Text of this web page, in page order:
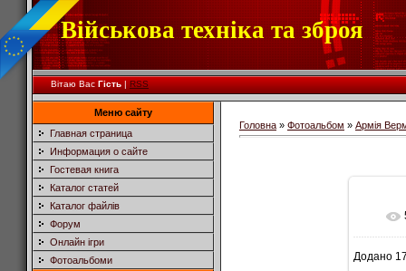
Військова техніка та зброя
Вітаю Вас Гість|RSS
Меню сайту
Главная страница
Информация о сайте
Гостевая книга
Каталог статей
Каталог файлів
Форум
Онлайн ігри
Фотоальбоми
Головна » Фотоальбом » Армія
Додано